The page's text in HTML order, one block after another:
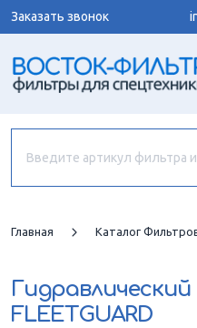
Заказать звонок
Главная Каталог
FLEETGUARD